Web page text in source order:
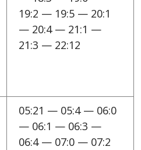
19:2 — 19:5 — 20:1
— 20:4 — 21:1 —
21:3 — 22:12
05:21 — 05:4 — 06:0
— 06:1 — 06:3 —
06:4 — 07:0 — 07:2